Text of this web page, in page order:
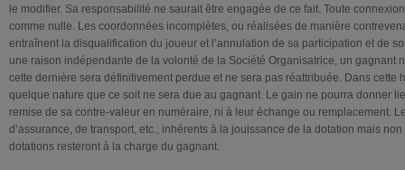
le modifier. Sa responsabilité ne saurait être engagée de ce fait. Toute
comme nulle. Les coordonnées incomplètes, ou réalisées de manière
entraînent la disqualification du joueur et l’annulation de sa participation et de
une raison indépendante de la volonté de la Société Organisatrice, un gagnant
cette dernière sera définitivement perdue et ne sera pas réattribuée. Dans cette
quelque nature que ce soit ne sera due au gagnant. Le gain ne pourra donner
remise de sa contre-valeur en numéraire, ni à leur échange ou remplacement.
d’assurance, de transport, etc., inhérents à la jouissance de la dotation mais
dotations resteront à la charge du gagnant.